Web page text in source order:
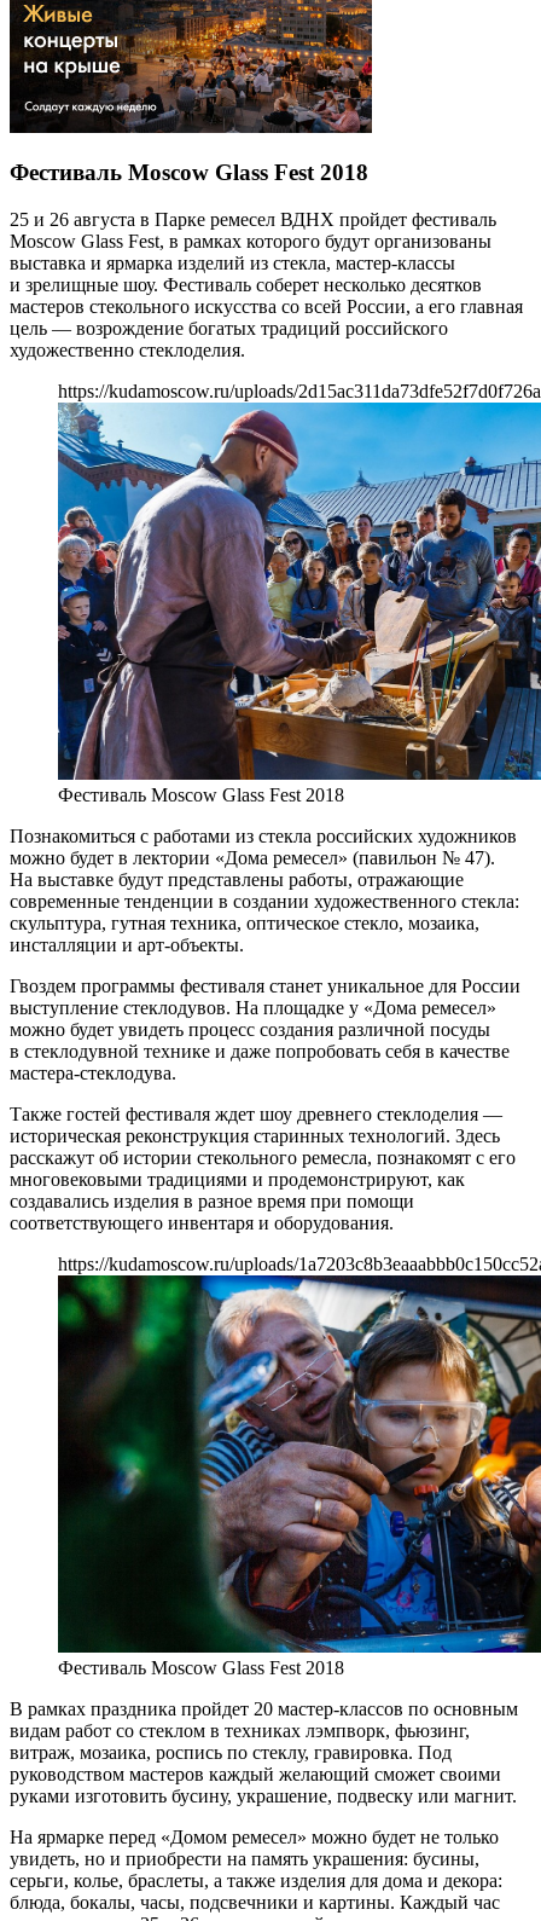
Фестиваль Moscow Glass Fest 2018
25 и 26 августа в Парке ремесел ВДНХ пройдет фестиваль
Moscow Glass Fest, в рамках которого будут организованы
выставка и ярмарка изделий из стекла, мастер-классы
и зрелищные шоу. Фестиваль соберет несколько десятков
мастеров стекольного искусства со всей России, а его главная
цель — возрождение богатых традиций российского
художественно стеклоделия.
https://kudamoscow.ru/uploads/
Фестиваль Moscow Glass Fest 2018
Познакомиться с работами из стекла российских художников
можно будет в лектории «Дома ремесел» (павильон № 47).
На выставке будут представлены работы, отражающие
современные тенденции в создании художественного стекла:
скульптура, гутная техника, оптическое стекло, мозаика,
инсталляции и арт-объекты.
Гвоздем программы фестиваля станет уникальное для России
выступление стеклодувов. На площадке у «Дома ремесел»
можно будет увидеть процесс создания различной посуды
в стеклодувной технике и даже попробовать себя в качестве
мастера-стеклодува.
Также гостей фестиваля ждет шоу древнего стеклоделия —
историческая реконструкция старинных технологий. Здесь
расскажут об истории стекольного ремесла, познакомят с его
многовековыми традициями и продемонстрируют, как
создавались изделия в разное время при помощи
соответствующего инвентаря и оборудования.
https://kudamoscow.ru/uploads/
Фестиваль Moscow Glass Fest 2018
В рамках праздника пройдет 20 мастер-классов по основным
видам работ со стеклом в техниках лэмпворк, фьюзинг,
витраж, мозаика, роспись по стеклу, гравировка. Под
руководством мастеров каждый желающий сможет своими
руками изготовить бусину, украшение, подвеску или магнит.
На ярмарке перед «Домом ремесел» можно будет не только
увидеть, но и приобрести на память украшения: бусины,
серьги, колье, браслеты, а также изделия для дома и декора:
блюда, бокалы, часы, подсвечники и картины. Каждый час